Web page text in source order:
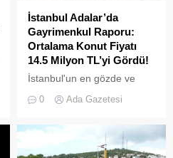
İstanbul Adalar’da
Gayrimenkul Raporu:
Ortalama Konut Fiyatı
14.5 Milyon TL’yi Gördü!
İstanbul'un en gözde ve
olan Adalar ilçesinde,
hareketlilik dikkat çekiyor.
0 Ada Gazetesi